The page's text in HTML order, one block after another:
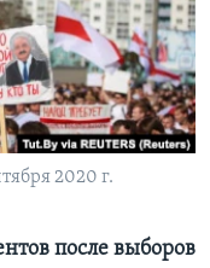
2020 г.
после выборов